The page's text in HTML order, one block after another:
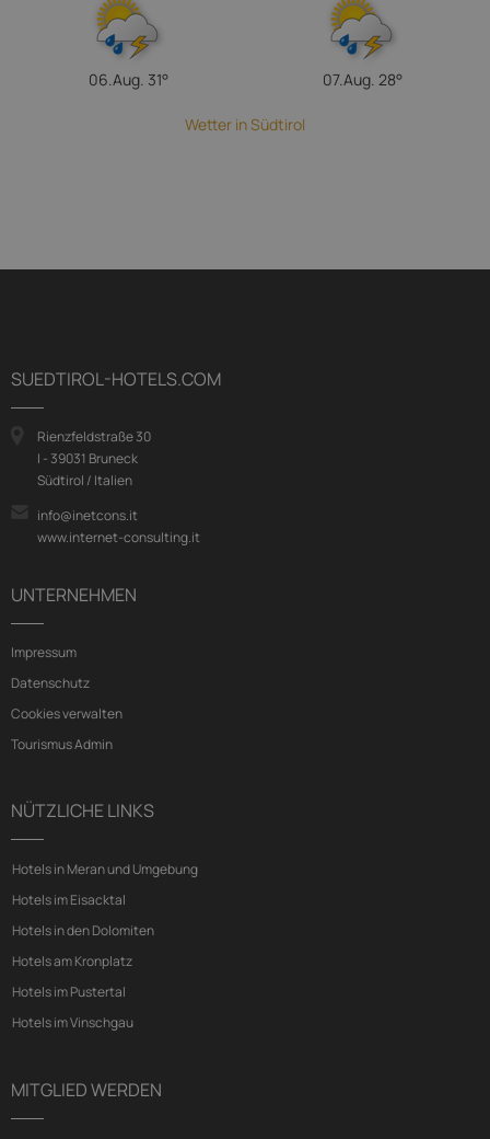
06.Aug. 31° 07.Aug. 28°
Wetter in Südtirol
SUEDTIROL-HOTELS.COM
Rienzfeldstraße 30
I - 39031 Bruneck
Südtirol / Italien
info@inetcons.it
www.internet-consulting.it
UNTERNEHMEN
Impressum
Datenschutz
Cookies verwalten
Tourismus Admin
NÜTZLICHE LINKS
Hotels in Meran und Umgebung
Hotels im Eisacktal
Hotels in den Dolomiten
Hotels am Kronplatz
Hotels im Pustertal
Hotels im Vinschgau
MITGLIED WERDEN